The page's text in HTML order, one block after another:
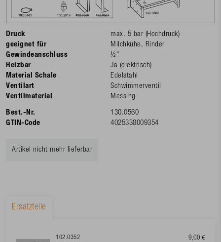
Druck
max. 5 bar (Hochdruck)
geeignet für
Milchkühe, Rinder
Gewindeanschluss
½"
Heizbar
Ja (elektrisch)
Material Schale
Edelstahl
Ventilart
Schwimmerventil
Ventilmaterial
Messing
Best.-Nr.
130.0560
GTIN-Code
4025338009354
Artikel nicht mehr lieferbar
Ersatzteile
102.0352
9,00 €